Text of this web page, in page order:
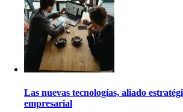
Las nuevas tecnologías, aliado
empresarial